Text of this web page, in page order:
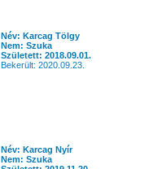
Név: Karcag Tölgy
Nem: Szuka
Született: 2018.09.01.
Bekerült: 2020.09.23.
Név: Karcag Nyír
Nem: Szuka